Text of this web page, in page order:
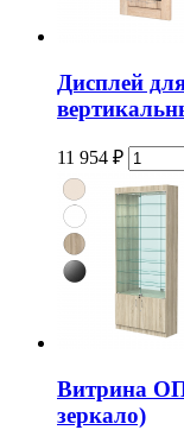
Дисплей
11 954 ₽
Витрина
зеркало)